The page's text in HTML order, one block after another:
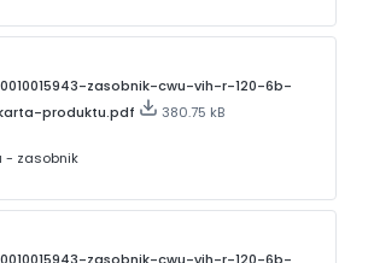
zasobnik-cwu-vih-r-120-6b-
produktu.pdf
380.75 kB
- zasobnik